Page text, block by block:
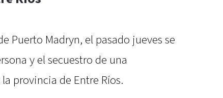
Puerto Madryn, el pasado jueves se
y el secuestro de una
provincia de Entre Ríos.